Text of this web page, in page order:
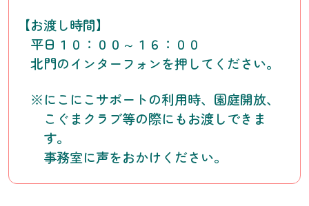
【お渡し時間】
平日１０：００～１６：００
北門のインターフォンを押してください。
※にこにこサポートの利用時、園庭開放、
こぐまクラブ等の際にもお渡しできま
す。
事務室に声をおかけください。